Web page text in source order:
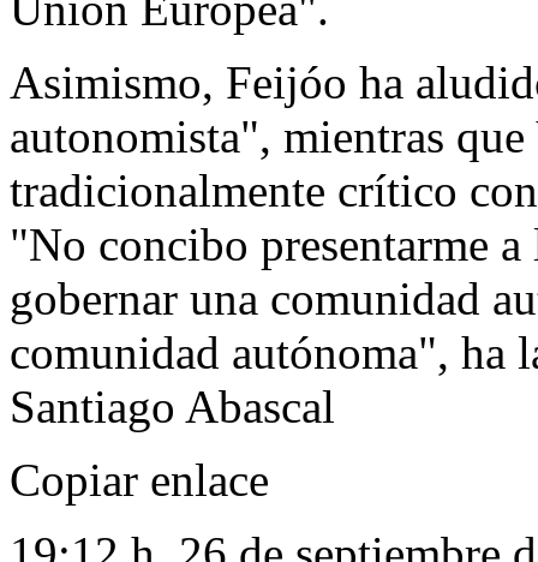
Asimismo, Feijóo ha
autonomista", mientras
tradicionalmente crítico
"No concibo presentarme
gobernar una comunidad
comunidad autónoma", ha
Santiago Abascal
Copiar enlace